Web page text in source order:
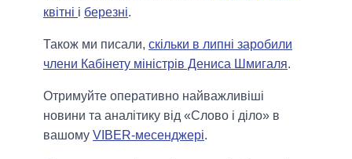
квітні і березні.
Також ми писали, скільки в липні заробили
члени Кабінету міністрів Дениса Шмигаля.
Отримуйте оперативно найважливіші
новини та аналітику від «Слово і діло» в
вашому VIBER-месенджері.